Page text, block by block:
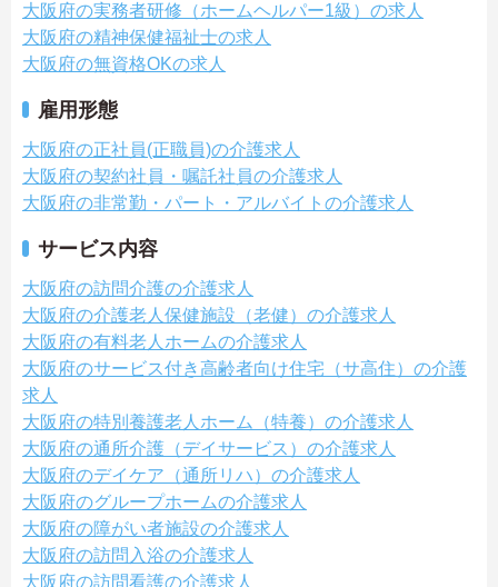
大阪府の実務者研修（ホームヘルパー1級）の求人
大阪府の精神保健福祉士の求人
大阪府の無資格OKの求人
雇用形態
大阪府の正社員(正職員)の介護求人
大阪府の契約社員・嘱託社員の介護求人
大阪府の非常勤・パート・アルバイトの介護求人
サービス内容
大阪府の訪問介護の介護求人
大阪府の介護老人保健施設（老健）の介護求人
大阪府の有料老人ホームの介護求人
大阪府のサービス付き高齢者向け住宅（サ高住）の介護
求人
大阪府の特別養護老人ホーム（特養）の介護求人
大阪府の通所介護（デイサービス）の介護求人
大阪府のデイケア（通所リハ）の介護求人
大阪府のグループホームの介護求人
大阪府の障がい者施設の介護求人
大阪府の訪問入浴の介護求人
大阪府の訪問看護の介護求人